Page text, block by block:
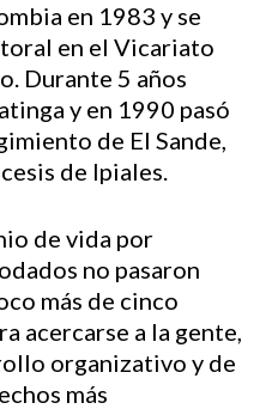
en 1983 y se
en el Vicariato
Durante 5 años
y en 1990 pasó
de El Sande,
de Ipiales.
de vida por
no pasaron
más de cinco
acercarse a la gente,
organizativo y de
más